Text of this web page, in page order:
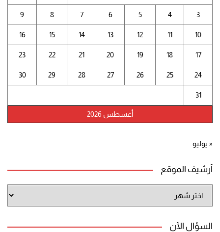
أغسطس 2026
3
4
5
6
7
8
9
10
11
12
13
14
15
16
17
18
19
20
21
22
23
24
25
26
27
28
29
30
31
« يوليو
أرشيف الموقع
الموقع
السؤال الآن